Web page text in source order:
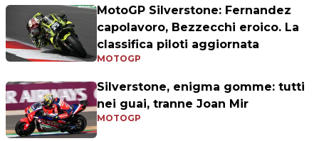
MotoGP Silverstone: Fernandez
capolavoro, Bezzecchi eroico. La
classifica piloti aggiornata
MOTOGP
Silverstone, enigma gomme: tutti
nei guai, tranne Joan Mir
MOTOGP